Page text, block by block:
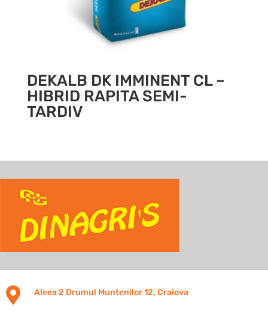
DEKALB DK IMMINENT CL –
HIBRID RAPITA SEMI-
TARDIV
 Aleea 2 Drumul Muntenilor 12, Craiova